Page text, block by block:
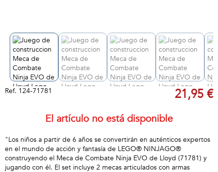
Ref. 124-71781 21,95 €
El artículo no está disponible
"Los niños a partir de 6 años se convertirán en auténticos expertos
en el mundo de acción y fantasía de LEGO® NINJAGO®
construyendo el Meca de Combate Ninja EVO de Lloyd (71781) y
jugando con él. El set incluye 2 mecas articulados con armas